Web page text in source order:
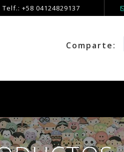
Telf.: +58 04124829137
Comparte: